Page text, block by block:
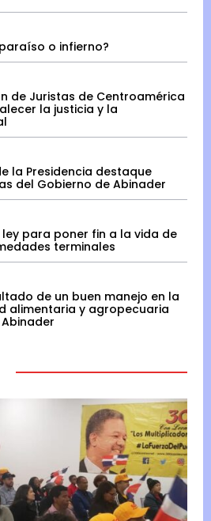
o infierno?
de Juristas de Centroamérica
la justicia y la
la Presidencia destaque
del Gobierno de Abinader
para poner fin a la vida de
terminales
de un buen manejo en la
alimentaria y agropecuaria